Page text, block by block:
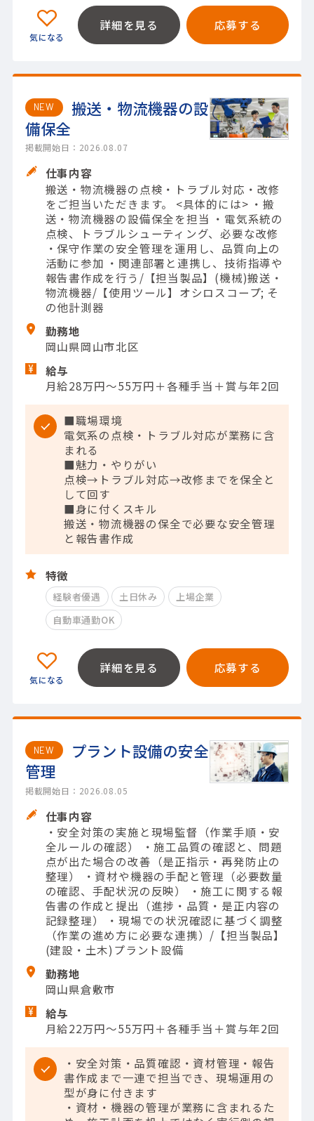
詳細を見る 応募する
NEW
搬送・物流機器の設
備保全
掲載開始日：2026.08.07
仕事内容
搬送・物流機器の点検・トラブル対応・改修
をご担当いただきます。 <具体的には> ・搬
送・物流機器の設備保全を担当 ・電気系統の
点検、トラブルシューティング、必要な改修
・保守作業の安全管理を運用し、品質向上の
活動に参加 ・関連部署と連携し、技術指導や
報告書作成を行う/【担当製品】(機械)搬送・
物流機器/【使用ツール】オシロスコープ; そ
の他計測器
勤務地
岡山県岡山市北区
給与
月給28万円～55万円＋各種手当＋賞与年2回
■職場環境
電気系の点検・トラブル対応が業務に含
まれる
■魅力・やりがい
点検→トラブル対応→改修までを保全と
して回す
■身に付くスキル
搬送・物流機器の保全で必要な安全管理
と報告書作成
特徴
経験者優遇 土日休み
上場企業
自動車通勤OK
詳細を見る 応募する
NEW
プラント設備の安全
管理
掲載開始日：2026.08.05
仕事内容
・安全対策の実施と現場監督（作業手順・安
全ルールの確認） ・施工品質の確認と、問題
点が出た場合の改善（是正指示・再発防止の
整理） ・資材や機器の手配と管理（必要数量
の確認、手配状況の反映） ・施工に関する報
告書の作成と提出（進捗・品質・是正内容の
記録整理） ・現場での状況確認に基づく調整
（作業の進め方に必要な連携）/【担当製品】
(建設・土木)プラント設備
勤務地
岡山県倉敷市
給与
月給22万円～55万円＋各種手当＋賞与年2回
・安全対策・品質確認・資材管理・報告
書作成まで一連で担当でき、現場運用の
型が身に付きます
・資材・機器の管理が業務に含まれるた